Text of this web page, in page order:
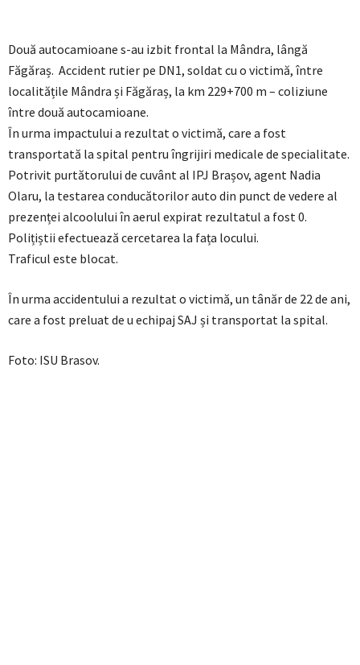
Două autocamioane s-au izbit frontal la Mândra, lângă
Făgăraș. Accident rutier pe DN1, soldat cu o victimă, între
localitățile Mândra și Făgăraș, la km 229+700 m – coliziune
între două autocamioane.
În urma impactului a rezultat o victimă, care a fost
transportată la spital pentru îngrijiri medicale de specialitate.
Potrivit purtătorului de cuvânt al IPJ Brașov, agent Nadia
Olaru, la testarea conducătorilor auto din punct de vedere al
prezenței alcoolului în aerul expirat rezultatul a fost 0.
Polițiștii efectuează cercetarea la fața locului.
Traficul este blocat.
În urma accidentului a rezultat o victimă, un tânăr de 22 de ani,
care a fost preluat de u echipaj SAJ și transportat la spital.
Foto: ISU Brasov.